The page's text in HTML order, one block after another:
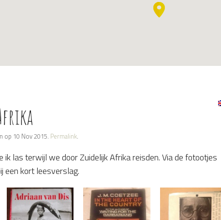
op 10 Nov 2015. Permalink.
ik las terwijl we door Zuidelijk Afrika reisden. Via de fotootjes
een kort leesverslag.
I read while we travelled through Southern Africa. When you
click on the book, you get to read how I liked it.